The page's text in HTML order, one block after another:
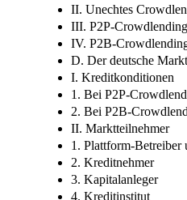
II. Unechtes
III. P2P-Crowdlending
IV. P2B-
D. Der deutsche
I. Kreditkonditionen
1. Bei P2P-
2. Bei P2B-
II. Marktteilnehmer
1. Plattform-Betreiber
2. Kreditnehmer
3. Kapitalanleger
4. Kreditinstitut